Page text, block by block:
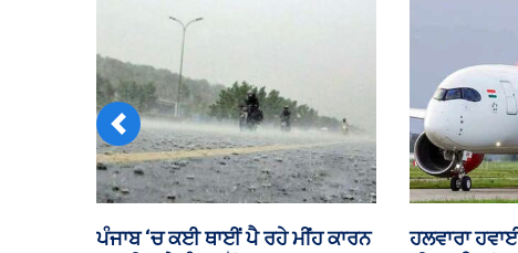
AAP ਆਗੂ ਨੇ ਦੁਕਾਨਦਾਰ ਦਾ ਬਾਹਰ
ਅਮਰੀਕੀ
Previous